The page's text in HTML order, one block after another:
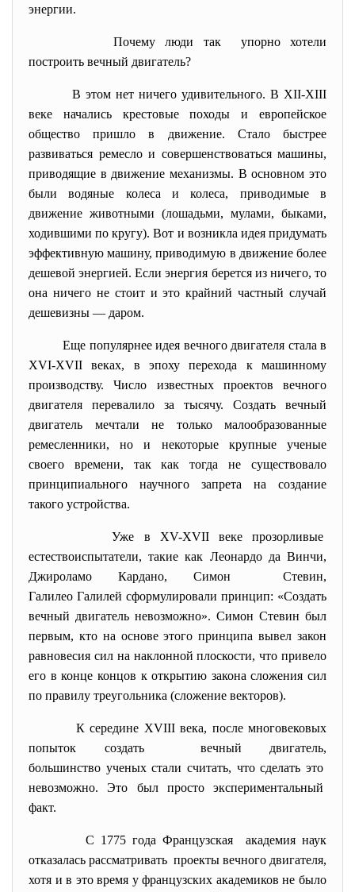
энергии.
Почему люди так упорно хотели
построить вечный двигатель?
В этом нет ничего удивительного. В XII-XIII
веке начались крестовые походы и европейское
общество пришло в движение. Стало быстрее
развиваться ремесло и совершенствоваться машины,
приводящие в движение механизмы. В основном это
были водяные колеса и колеса, приводимые в
движение животными (лошадьми, мулами, быками,
ходившими по кругу). Вот и возникла идея придумать
эффективную машину, приводимую в движение более
дешевой энергией. Если энергия берется из ничего, то
она ничего не стоит и это крайний частный случай
дешевизны — даром.
Еще популярнее идея вечного двигателя стала в
XVI-XVII веках, в эпоху перехода к машинному
производству. Число известных проектов вечного
двигателя перевалило за тысячу. Создать вечный
двигатель мечтали не только малообразованные
ремесленники, но и некоторые крупные ученые
своего времени, так как тогда не существовало
принципиального научного запрета на создание
такого устройства.
Уже в XV-XVII веке прозорливые
естествоиспытатели, такие как Леонардо да Винчи,
Джироламо Кардано, Симон Стевин,
Галилео Галилей сформулировали принцип: «Создать
вечный двигатель невозможно». Симон Стевин был
первым, кто на основе этого принципа вывел закон
равновесия сил на наклонной плоскости, что привело
его в конце концов к открытию закона сложения сил
по правилу треугольника (сложение векторов).
К середине XVIII века, после многовековых
попыток создать вечный двигатель,
большинство ученых стали считать, что сделать это
невозможно. Это был просто экспериментальный
факт.
С 1775 года Французская академия наук
отказалась рассматривать проекты вечного двигателя,
хотя и в это время у французских академиков не было